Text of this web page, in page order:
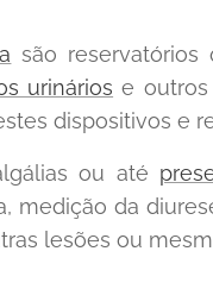
são
urinários e
dispositivos e
ou até
medição da
lesões ou